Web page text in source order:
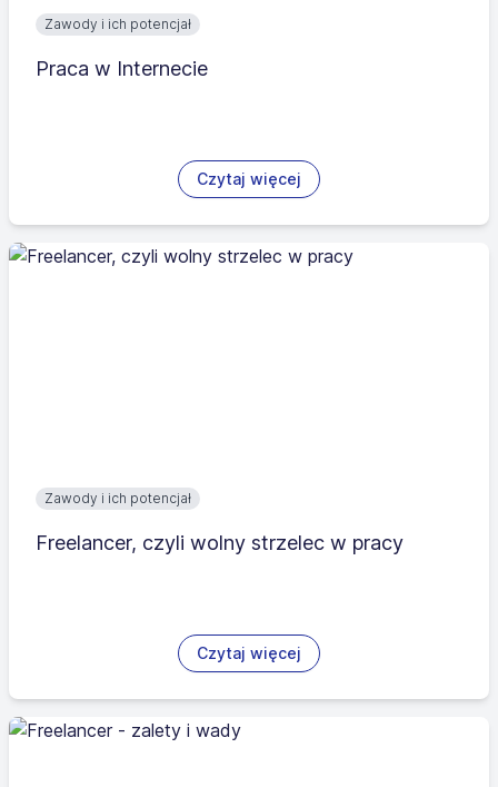
Zawody i ich potencjał
Praca w Internecie
Czytaj więcej
Zawody i ich potencjał
Freelancer, czyli wolny strzelec w pracy
Czytaj więcej